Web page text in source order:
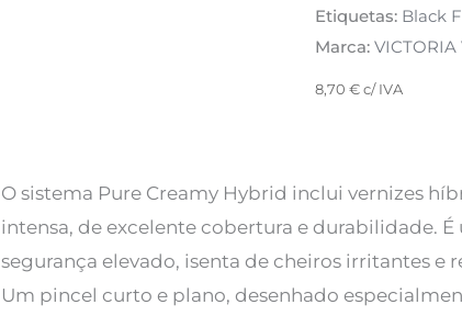
Etiquetas: Black
Marca: VICTORIA
8,70 €c/ IVA
O sistema Pure Creamy Hybrid inclui vernizes
intensa, de excelente cobertura e durabilidade.
segurança elevado, isenta de cheiros irritantes e
Um pincel curto e plano, desenhado